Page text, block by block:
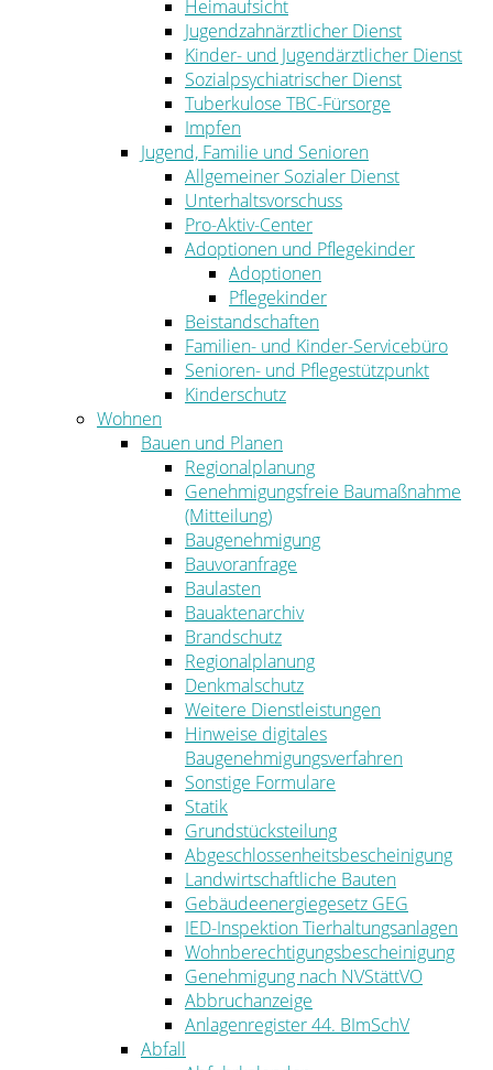
Heimaufsicht
Jugendzahnärztlicher Dienst
Kinder- und Jugendärztlicher Dienst
Sozialpsychiatrischer Dienst
Tuberkulose TBC-Fürsorge
Impfen
Jugend, Familie und Senioren
Allgemeiner Sozialer Dienst
Unterhaltsvorschuss
Pro-Aktiv-Center
Adoptionen und Pflegekinder
Adoptionen
Pflegekinder
Beistandschaften
Familien- und Kinder-Servicebüro
Senioren- und Pflegestützpunkt
Kinderschutz
Wohnen
Bauen und Planen
Regionalplanung
Genehmigungsfreie Baumaßnahme
(Mitteilung)
Baugenehmigung
Bauvoranfrage
Baulasten
Bauaktenarchiv
Brandschutz
Regionalplanung
Denkmalschutz
Weitere Dienstleistungen
Hinweise digitales
Baugenehmigungsverfahren
Sonstige Formulare
Statik
Grundstücksteilung
Abgeschlossenheitsbescheinigung
Landwirtschaftliche Bauten
Gebäudeenergiegesetz GEG
IED-Inspektion Tierhaltungsanlagen
Wohnberechtigungsbescheinigung
Genehmigung nach NVStättVO
Abbruchanzeige
Anlagenregister 44. BImSchV
Abfall